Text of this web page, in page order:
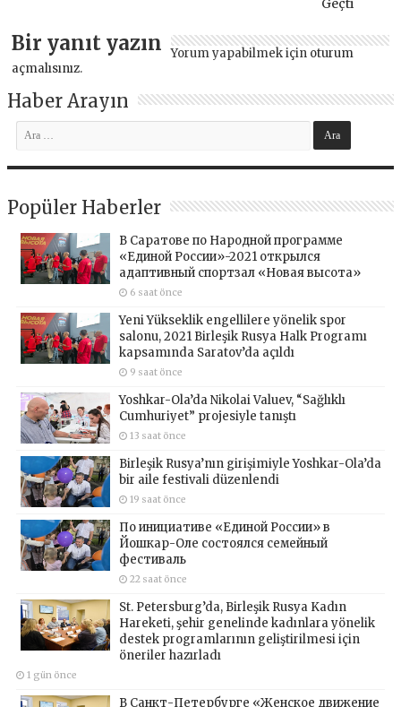
Geçti
Bir yanıt yazın Yorum yapabilmek için oturum
açmalısınız.
Haber Arayın
Popüler Haberler
В Саратове по Народной программе
«Единой России»-2021 открылся
адаптивный спортзал «Новая высота»
6 saat önce
Yeni Yükseklik engellilere yönelik spor
salonu, 2021 Birleşik Rusya Halk Programı
kapsamında Saratov’da açıldı
9 saat önce
Yoshkar-Ola’da Nikolai Valuev, “Sağlıklı
Cumhuriyet” projesiyle tanıştı
13 saat önce
Birleşik Rusya’nın girişimiyle Yoshkar-Ola’da
bir aile festivali düzenlendi
19 saat önce
По инициативе «Единой России» в
Йошкар-Оле состоялся семейный
фестиваль
22 saat önce
St. Petersburg’da, Birleşik Rusya Kadın
Hareketi, şehir genelinde kadınlara yönelik
destek programlarının geliştirilmesi için
öneriler hazırladı
1 gün önce
В Санкт-Петербурге «Женское движение